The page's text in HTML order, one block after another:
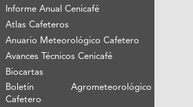
Informe Anual Cenicafé
Atlas Cafeteros
Anuario Meteorológico Cafetero
Avances Técnicos Cenicafé
Biocartas
Boletín Agrometeorológico
Cafetero